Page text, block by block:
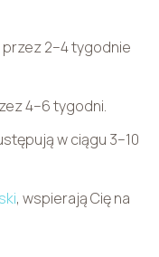
2–4 tygodnie
4–6 tygodni.
w ciągu 3–10
, wspierają Cię na